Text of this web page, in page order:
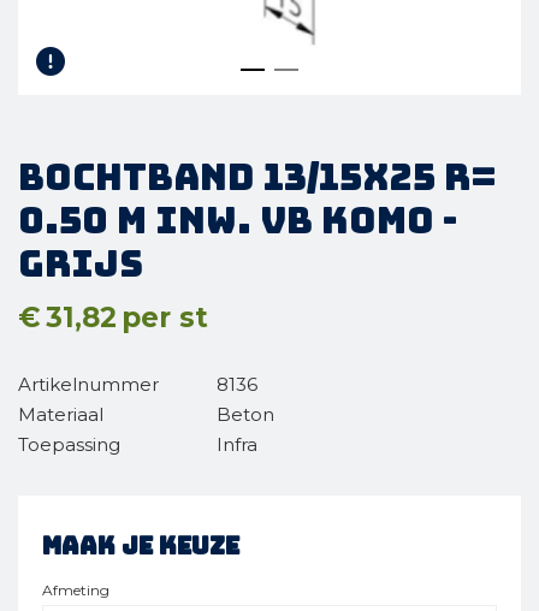
Bochtband 13/15x25 R=
0.50 M inw. vb KOMO -
Grijs
€31,82 per st
Artikelnummer
8136
Materiaal
Beton
Toepassing
Infra
Maak je keuze
Afmeting